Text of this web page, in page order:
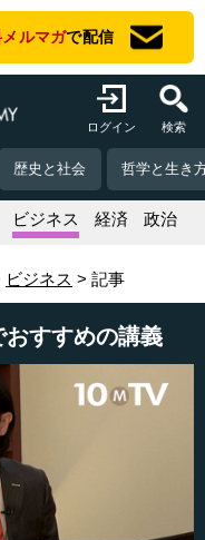
ルマガで配信
ログイン 検索
歴史と社会 哲学と生き
ビジネス 経済 政治
ビジネス 記事
すすめの講義